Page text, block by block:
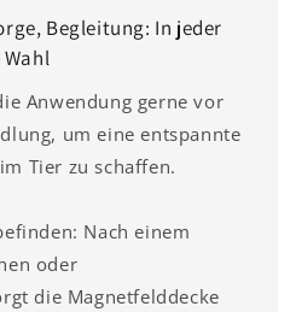
Begleitung: In jeder
Anwendung gerne vor
um eine entspannte
Tier zu schaffen.
Nach einem
oder
die Magnetfelddecke